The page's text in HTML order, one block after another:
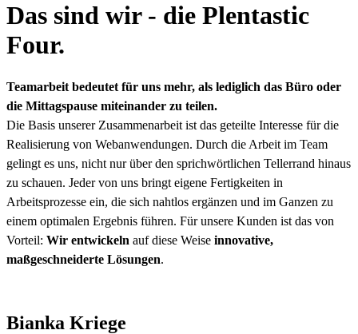
Das sind wir - die Plentastic
Four.
Teamarbeit bedeutet für uns mehr, als lediglich das Büro oder
die Mittagspause miteinander zu teilen.
Die Basis unserer Zusammenarbeit ist das geteilte Interesse für die
Realisierung von Webanwendungen. Durch die Arbeit im Team
gelingt es uns, nicht nur über den sprichwörtlichen Tellerrand hinaus
zu schauen. Jeder von uns bringt eigene Fertigkeiten in
Arbeitsprozesse ein, die sich nahtlos ergänzen und im Ganzen zu
einem optimalen Ergebnis führen. Für unsere Kunden ist das von
Vorteil: Wir entwickeln auf diese Weise innovative,
maßgeschneiderte Lösungen.
Bianka Kriege